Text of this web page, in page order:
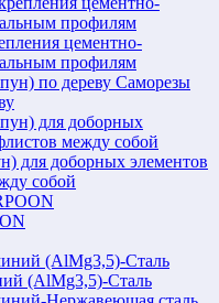
цементно-
профилям
Саморезы
для доборных элементов
собой
(AlMg3,5)-Сталь